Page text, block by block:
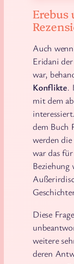
Erebus
Auch
Eridani
war,
Konflikte.
mit dem
dem Buch
werden
war das
Beziehung
Diese
weitere
deren